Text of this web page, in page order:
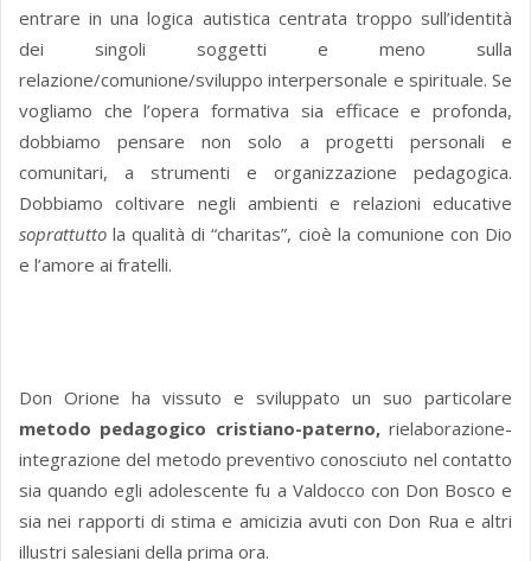
entrare in una logica autistica centrata troppo sull’identità
dei singoli soggetti e meno sulla
relazione/comunione/sviluppo interpersonale e spirituale. Se
vogliamo che l’opera formativa sia efficace e profonda,
dobbiamo pensare non solo a progetti personali e
comunitari, a strumenti e organizzazione pedagogica.
Dobbiamo coltivare negli ambienti e relazioni educative
soprattutto la qualità di “charitas”, cioè la comunione con Dio
e l’amore ai fratelli.
Don Orione ha vissuto e sviluppato un suo particolare
metodo pedagogico cristiano-paterno,rielaborazione-
integrazione del metodo preventivo conosciuto nel contatto
sia quando egli adolescente fu a Valdocco con Don Bosco e
sia nei rapporti di stima e amicizia avuti con Don Rua e altri
illustri salesiani della prima ora.